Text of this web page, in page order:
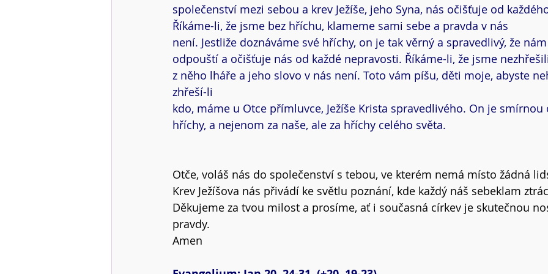
společenství mezi sebou a krev Ježíše, jeho Syna, nás očišťuje od
Říkáme-li, že jsme bez hříchu, klameme sami sebe a pravda v nás
není. Jestliže doznáváme své hříchy, on je tak věrný a spravedlivý, že
odpouští a očišťuje nás od každé nepravosti. Říkáme-li, že jsme
z něho lháře a jeho slovo v nás není. Toto vám píšu, děti moje, abyste
zhřeší-li
kdo, máme u Otce přímluvce, Ježíše Krista spravedlivého. On je
hříchy, a nejenom za naše, ale za hříchy celého světa.
Otče, voláš nás do společenství s tebou, ve kterém nemá místo žádná
Krev Ježíšova nás přivádí ke světlu poznání, kde každý náš sebeklam
Děkujeme za tvou milost a prosíme, ať i současná církev je skutečnou
pravdy.
Amen